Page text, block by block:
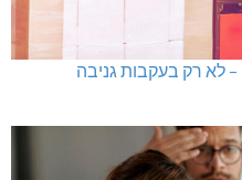
לא רק בעקבות גניבה